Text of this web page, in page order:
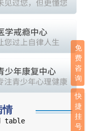
情
table
免
费
咨
询
快
捷
挂
号